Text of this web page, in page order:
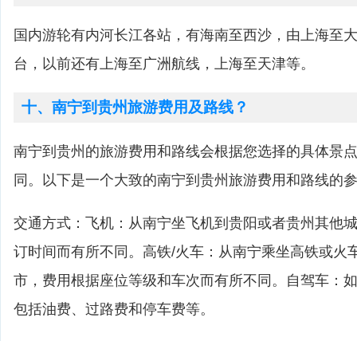
国内游轮有内河长江各站，有海南至西沙，由上海至
台，以前还有上海至广洲航线，上海至天津等。
十、南宁到贵州旅游费用及路线？
南宁到贵州的旅游费用和路线会根据您选择的具体景
同。以下是一个大致的南宁到贵州旅游费用和路线的
交通方式：飞机：从南宁坐飞机到贵阳或者贵州其他
订时间而有所不同。高铁/火车：从南宁乘坐高铁或火
市，费用根据座位等级和车次而有所不同。自驾车：
包括油费、过路费和停车费等。